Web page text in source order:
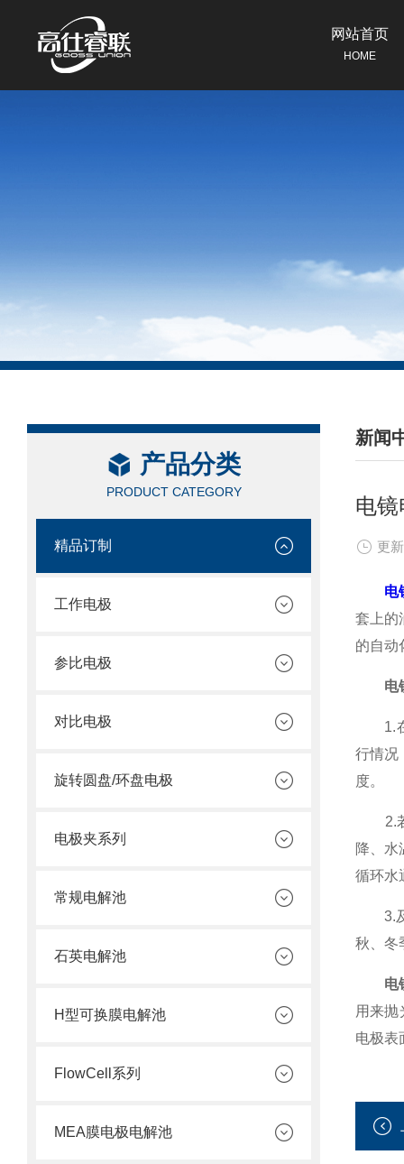
网站首页
HOME
产品分类
PRODUCT CATEGORY
精品订制
工作电极
参比电极
对比电极
旋转圆盘/环盘电极
电极夹系列
常规电解池
石英电解池
H型可换膜电解池
FlowCell系列
MEA膜电极电解池
新闻
/
电
更
电
套上的
的自动
电
1.在
行情况
度。
2.若
降、水
循环水
3.及
秋、冬
电
用来
电极表